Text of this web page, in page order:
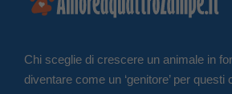
Chi sceglie di crescere un animale in
diventare come un ‘genitore’ per questi